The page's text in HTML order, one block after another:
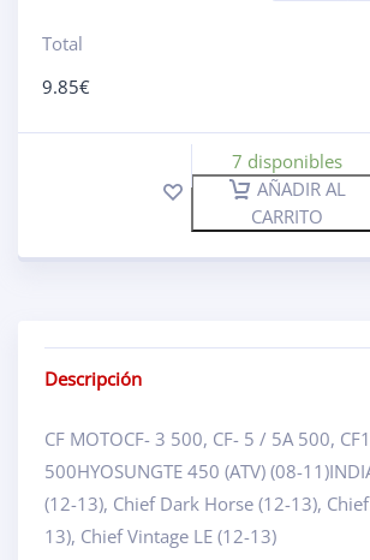
Total
9.85€
7 disponibles
AÑADIR AL
CARRITO
Descripción
CF MOTOCF- 3 500, CF- 5 / 5A 500,
500HYOSUNGTE 450 (ATV) (08-
(12-13), Chief Dark Horse (12-13),
13), Chief Vintage LE (12-13)